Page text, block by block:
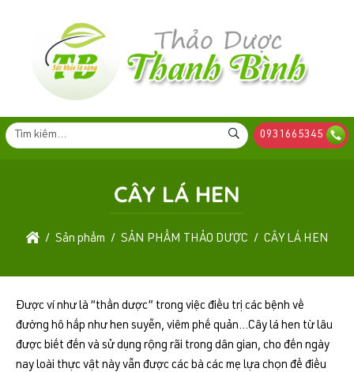
0931665345
CÂY LÁ HEN
Sản phẩm SẢN PHẨM THẢO DƯỢC CÂY LÁ HEN
Được ví như là “thần dược” trong việc điều trị các bệnh về
đường hô hấp như hen suyễn, viêm phế quản…Cây lá hen từ lâu
được biết đến và sử dụng rộng rãi trong dân gian, cho đến ngày
nay loài thực vật này vẫn được các bà các mẹ lựa chọn để điều